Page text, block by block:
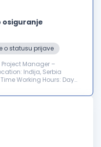
osiguranje
o statusu prijave
Manager –
Inđija, Serbia
Working Hours: Day